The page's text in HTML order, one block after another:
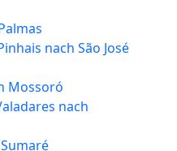
nach São José
Mossoró
nach